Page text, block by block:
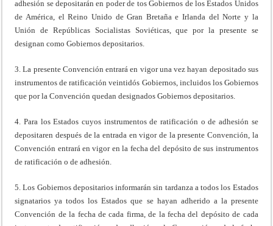
adhesión se depositarán en poder de tos Gobiernos de los Estados Unidos
de América, el Reino Unido de Gran Bretaña e Irlanda del Norte y la
Unión de Repúblicas Socialistas Soviéticas, que por la presente se
designan como Gobiernos depositarios.
3. La presente Convención entrará en vigor una vez hayan depositado sus
instrumentos de ratificación veintidós Gobiernos, incluidos los Gobiernos
que por la Convención quedan designados Gobiernos depositarios.
4. Para los Estados cuyos instrumentos de ratificación o de adhesión se
depositaren después de la entrada en vigor de la presente Convención, la
Convención entrará en vigor en la fecha del depósito de sus instrumentos
de ratificación o de adhesión.
5. Los Gobiernos depositarios informarán sin tardanza a todos los Estados
signatarios ya todos los Estados que se hayan adherido a la presente
Convención de la fecha de cada firma, de la fecha del depósito de cada